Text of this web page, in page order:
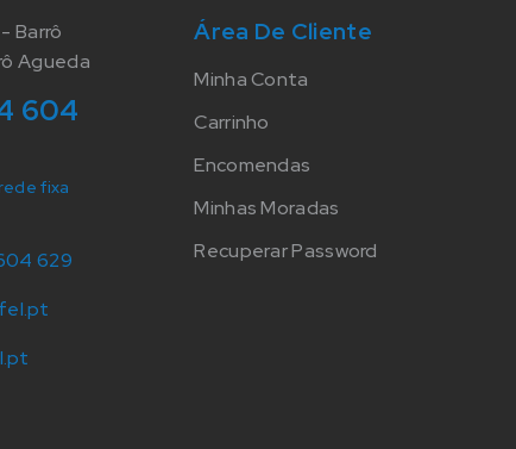
Barrô
Agueda
604
fixa
629
Área De Cliente
Minha Conta
Carrinho
Encomendas
Minhas Moradas
Recuperar Password